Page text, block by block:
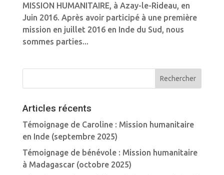
MISSION HUMANITAIRE, à Azay-le-Rideau, en
Juin 2016. Après avoir participé à une première
mission en juillet 2016 en Inde du Sud, nous
sommes parties...
Articles récents
Témoignage de Caroline : Mission humanitaire
en Inde (septembre 2025)
Témoignage de bénévole : Mission humanitaire
à Madagascar (octobre 2025)